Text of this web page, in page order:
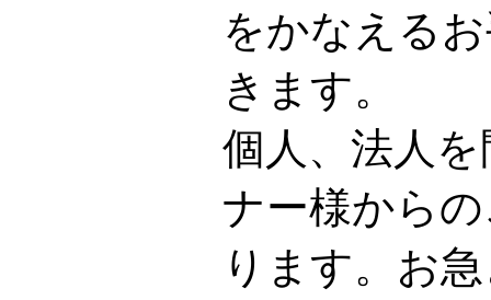
をかなえる
きます。
個人、法人
ナー様から
ります。お